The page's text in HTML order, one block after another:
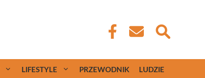
LIFESTYLE PRZEWODNIK LUDZIE